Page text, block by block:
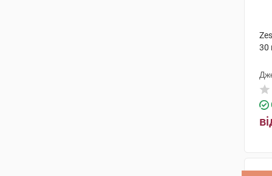
30